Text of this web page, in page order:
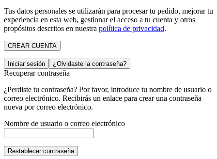
Tus datos personales se utilizarán para procesar tu pedido, mejorar tu
experiencia en esta web, gestionar el acceso a tu cuenta y otros
propósitos descritos en nuestra política de privacidad.
CREAR CUENTA
Iniciar sesión ¿Olvidaste la contraseña?
Recuperar contraseña
¿Perdiste tu contraseña? Por favor, introduce tu nombre de usuario o
correo electrónico. Recibirás un enlace para crear una contraseña
nueva por correo electrónico.
Nombre de usuario o correo electrónico
Restablecer contraseña